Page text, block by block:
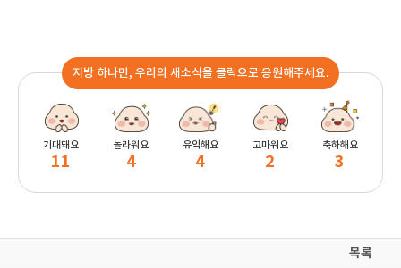
지방 하나만, 우리의 새소식을 클릭으로 응원해주세요.
기대돼요
11
놀라워요
4
유익해요
4
고마워요
2
축하해요
3
목록